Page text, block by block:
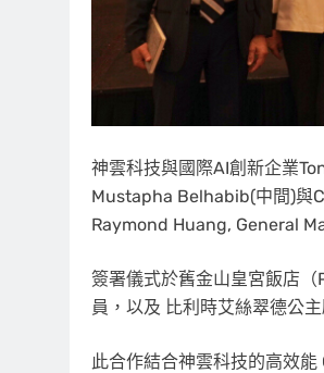
神雲科技與國際AI創新企業
Mustapha Belhabib(中間)與
Raymond Huang, General
簽署儀式於舊金山皇宮飯店
員，以及 比利時艾絲翠德公
此合作結合神雲科技的高效